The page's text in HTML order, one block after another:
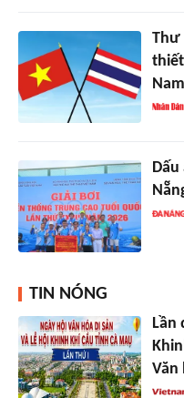
Thư
TIN NÓNG
Lần
Văn